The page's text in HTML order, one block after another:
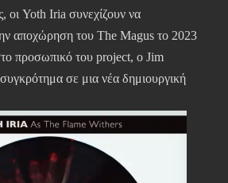
οι Yoth Iria συνεχίζουν να
αποχώρηση του The Magus το 2023
προσωπικό του project, ο Jim
σε μια νέα δημιουργική